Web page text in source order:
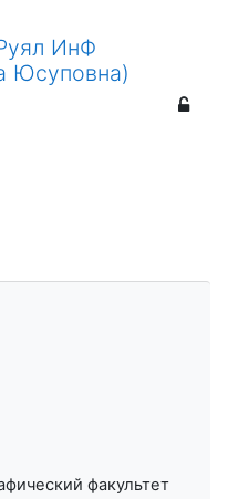
ИнФ
Юсуповна)
факультет